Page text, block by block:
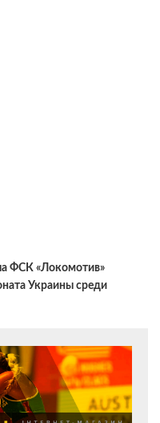
ФСК «Локомотив»
Украины среди